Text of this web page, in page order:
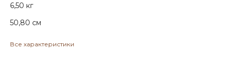
6,50 кг
50,80 см
Все характеристики